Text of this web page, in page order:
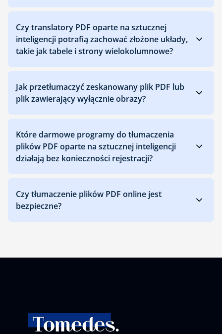
Czy translatory PDF oparte na sztucznej
inteligencji potrafią zachować złożone układy,
takie jak tabele i strony wielokolumnowe?
Jak przetłumaczyć zeskanowany plik PDF lub
plik zawierający wyłącznie obrazy?
Które darmowe programy do tłumaczenia
plików PDF oparte na sztucznej inteligencji
działają bez konieczności rejestracji?
Czy tłumaczenie plików PDF online jest
bezpieczne?